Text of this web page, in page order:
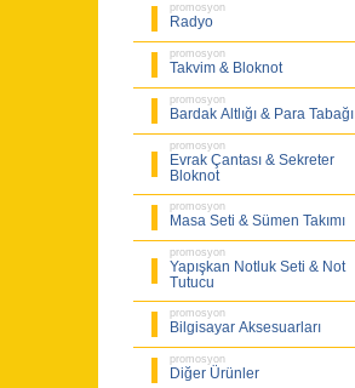
promosyon
Radyo
promosyon
Takvim & Bloknot
promosyon
Bardak Altlığı & Para Tabağı
promosyon
Evrak Çantası & Sekreter
Bloknot
promosyon
Masa Seti & Sümen Takımı
promosyon
Yapışkan Notluk Seti & Not
Tutucu
promosyon
Bilgisayar Aksesuarları
promosyon
Diğer Ürünler